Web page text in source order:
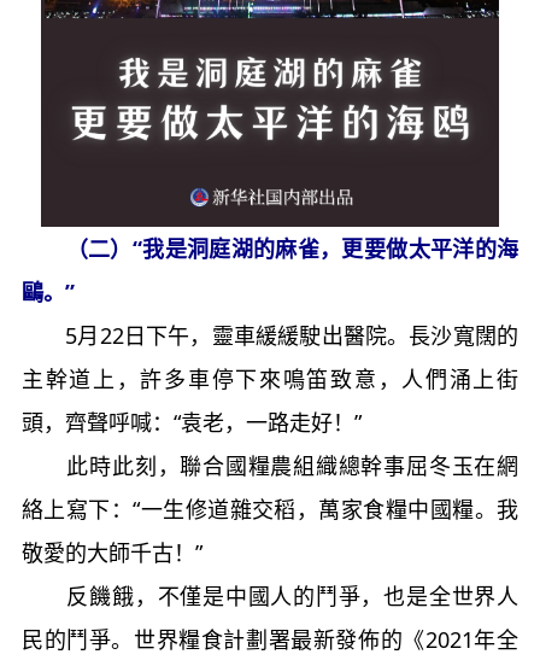
（二）“我是洞庭湖的麻雀，更要做太平洋的海
鷗。”
5月22日下午，靈車緩緩駛出醫院。長沙寬闊的
主幹道上，許多車停下來鳴笛致意，人們涌上街
頭，齊聲呼喊：“袁老，一路走好！”
此時此刻，聯合國糧農組織總幹事屈冬玉在網
絡上寫下：“一生修道雜交稻，萬家食糧中國糧。我
敬愛的大師千古！”
反饑餓，不僅是中國人的鬥爭，也是全世界人
民的鬥爭。世界糧食計劃署最新發佈的《2021年全